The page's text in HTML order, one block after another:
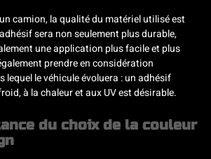
camion, la qualité du matériel utilisé est
sera non seulement plus durable,
une application plus facile et plus
prendre en considération
lequel le véhicule évoluera : un adhésif
à la chaleur et aux UV est désirable.
du choix de la couleur